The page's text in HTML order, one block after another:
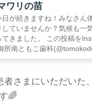
ワリの苗
日が続きますね！みなさん
していませんか？気候も一
した。 この投稿をInstagramで見
した投稿 - 2020年 6月月16
今日は親
者さまにいただいた
🌈